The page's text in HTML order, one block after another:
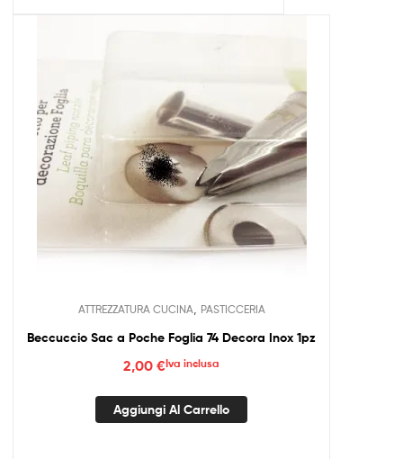
ATTREZZATURA CUCINA PASTICCERIA
Beccuccio Sac a Poche Foglia 74 Decora Inox 1pz
2,00 €Iva inclusa
Aggiungi Al Carrello